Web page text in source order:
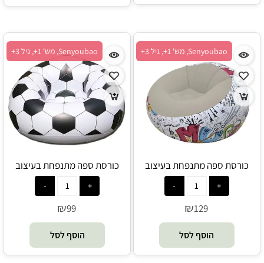
Senyoubao, מש' 1+, גיל 3+
כורסת ספה מתנפחת בעיצוב
גרפיטי צבעוני - Senyoubao
₪129
הוסף לסל
Senyoubao, מש' 1+, גיל 3+
כורסת ספה מתנפחת בעיצוב
כדורגל - Senyoubao
₪99
הוסף לסל